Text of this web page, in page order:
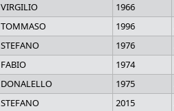
VIRGILIO 1966
TOMMASO 1996
STEFANO 1976
FABIO 1974
DONALELLO 1975
STEFANO 2015